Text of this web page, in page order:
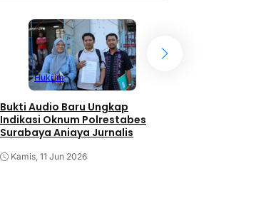
Hukrim
Bukti Audio Baru Ungkap
Indikasi Oknum Polrestabes
Surabaya Aniaya Jurnalis
Kamis, 11 Jun 2026